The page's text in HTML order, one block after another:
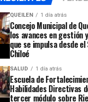
QUEILEN 1 día atrás
Concejo Municipal de
los avances en gestión
que se impulsa desde
Chiloé
SALUD 1 día atrás
Escuela de
Habilidades Directivas
tercer módulo sobre